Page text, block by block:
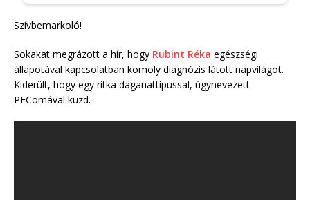
Szívbemarkoló!
Sokakat megrázott a hír, hogy Rubint Réka egészségi
állapotával kapcsolatban komoly diagnózis látott napvilágot.
Kiderült, hogy egy ritka daganattípussal, úgynevezett
PEComával küzd.